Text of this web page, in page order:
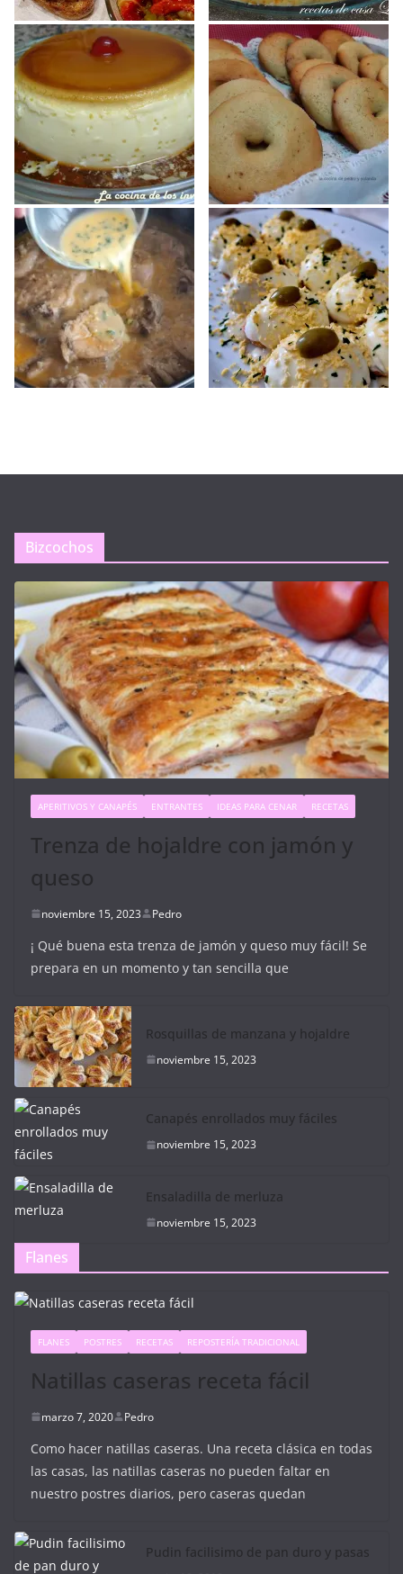
Bizcochos
APERITIVOS Y CANAPÉS ENTRANTES IDEAS PARA CENAR RECETAS
Trenza de hojaldre con jamón y
queso
noviembre 15, 2023 Pedro
¡ Qué buena esta trenza de jamón y queso muy fácil! Se
prepara en un momento y tan sencilla que
Rosquillas de manzana y hojaldre
noviembre 15, 2023
Canapés enrollados muy fáciles
noviembre 15, 2023
Ensaladilla de merluza
noviembre 15, 2023
Flanes
FLANES POSTRES RECETAS REPOSTERÍA TRADICIONAL
Natillas caseras receta fácil
marzo 7, 2020 Pedro
Como hacer natillas caseras. Una receta clásica en todas
las casas, las natillas caseras no pueden faltar en
nuestro postres diarios, pero caseras quedan
Pudin facilisimo de pan duro y pasas